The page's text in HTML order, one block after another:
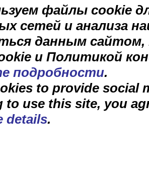
файлы cookie
сетей и анализа
данным
и Политикой
подробности.
to provide social
use this site, you
details.